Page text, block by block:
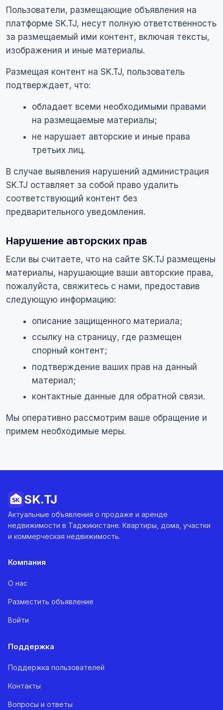
Пользователи, размещающие объявления на
платформе SK.TJ, несут полную ответственность
за размещаемый ими контент, включая тексты,
изображения и иные материалы.
Размещая контент на SK.TJ, пользователь
подтверждает, что:
обладает всеми необходимыми правами
на размещаемые материалы;
не нарушает авторские и иные права
третьих лиц.
В случае выявления нарушений администрация
SK.TJ оставляет за собой право удалить
соответствующий контент без
предварительного уведомления.
Нарушение авторских прав
Если вы считаете, что на сайте SK.TJ размещены
материалы, нарушающие ваши авторские права,
пожалуйста, свяжитесь с нами, предоставив
следующую информацию:
описание защищенного материала;
ссылку на страницу, где размещен
спорный контент;
подтверждение ваших прав на данный
материал;
контактные данные для обратной связи.
Мы оперативно рассмотрим ваше обращение и
примем необходимые меры.
SK.TJ
Актуальные объявления о продаже и аренде
недвижимости в Таджикистане. Квартиры, дома, участки
и коммерческая недвижимость.
Компания
О нас
Разместить объявление
Войти
Поддержка
Поддержка пользователей
Контакты
Вопросы и ответы